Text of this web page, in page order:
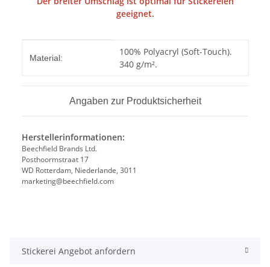
geeignet.
Material:
100% Polyacryl (Soft-Touch).
340 g/m².
Angaben zur Produktsicherheit
Herstellerinformationen:
Beechfield Brands Ltd.
Posthoormstraat 17
WD Rotterdam, Niederlande, 3011
marketing@beechfield.com
Stickerei Angebot anfordern